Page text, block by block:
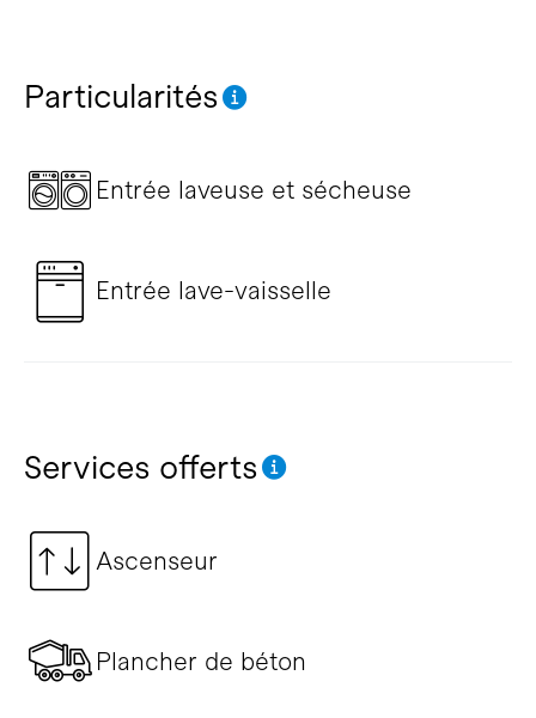
Particularités
Entrée laveuse et sécheuse
Entrée lave-vaisselle
Services offerts
Ascenseur
Plancher de béton